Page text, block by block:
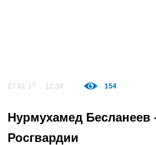
27.01.17 12:34 154
Нурмухамед Бесланеев
Росгвардии